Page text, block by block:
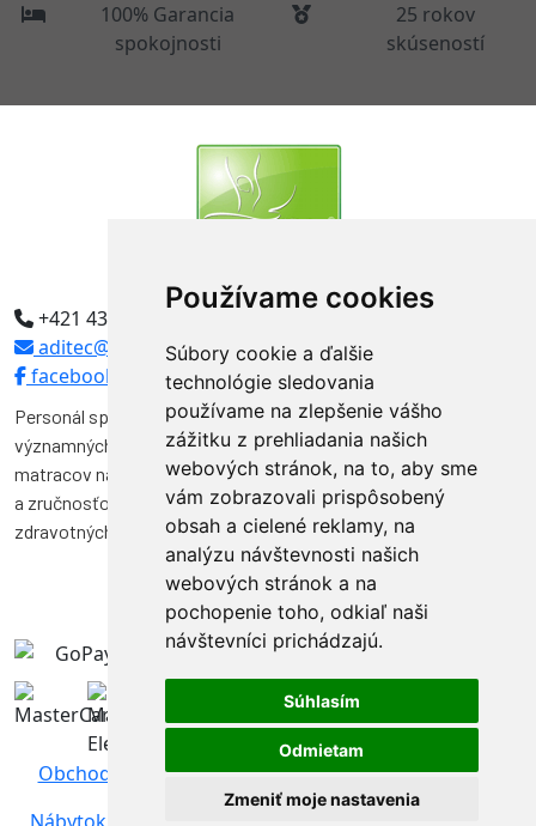
Používame cookies
Súbory cookie a ďalšie
technológie sledovania
používame na zlepšenie vášho
zážitku z prehliadania našich
webových stránok, na to, aby sme
vám zobrazovali prispôsobený
obsah a cielené reklamy, na
analýzu návštevnosti našich
webových stránok a na
pochopenie toho, odkiaľ naši
návštevníci prichádzajú.
Súhlasím
Odmietam
Zmeniť moje nastavenia
100% Garancia
spokojnosti
25 rokov
skúseností
+421 43 5594304
aditec@aditec.sk
facebook
Personál spoločnosti Aditec tvoria odborníci, ktorí pôsobili vo
významných funkciách v niekoľkých spoločnostiach na výrobu
matracov na Slovensku. Svojimi vedomosťami, skúsenosťami
a zručnosťou značnou mierou prispeli k vývoju a kvalite výroby
zdravotných matracov na Slovensku.
Obchodné podmienky|Ochrana osobných údajov